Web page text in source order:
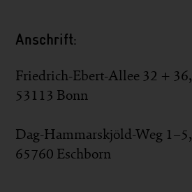
Anschrift:
Friedrich-Ebert-Allee 32 + 36,
53113 Bonn
Dag-Hammarskjöld-Weg 1–5,
65760 Eschborn